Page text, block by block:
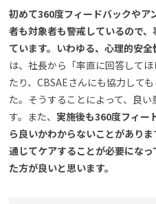
初めて360度フィードバックやア
者も対象者も警戒しているので
ています。いわゆる、心理的安全
は、社長から「率直に回答して
たり、CBSAEさんにも協力して
た。そうすることによって、良
す。また、 実施後も360度フィー
ら良いかわからないことがあり
通じてケアすることが必要にな
た方が良いと思います。